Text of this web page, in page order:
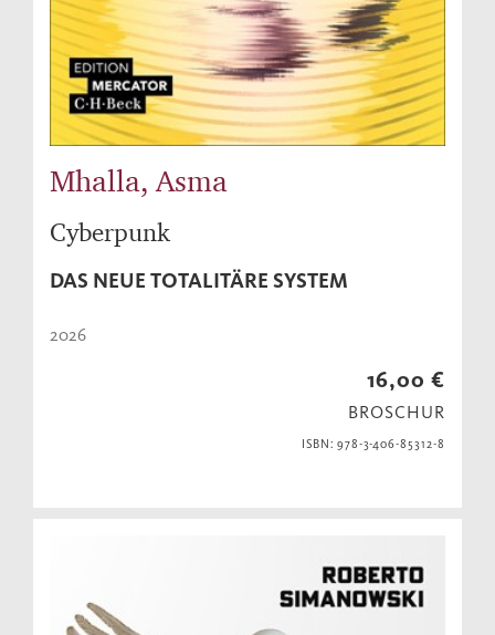
Mhalla, Asma
Cyberpunk
DAS NEUE TOTALITÄRE SYSTEM
2026
16,00 €
BROSCHUR
ISBN: 978-3-406-85312-8